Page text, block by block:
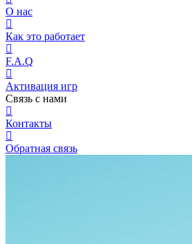
О нас
Как это работает
F.A.Q
Активация игр
Связь с нами
Контакты
Обратная связь